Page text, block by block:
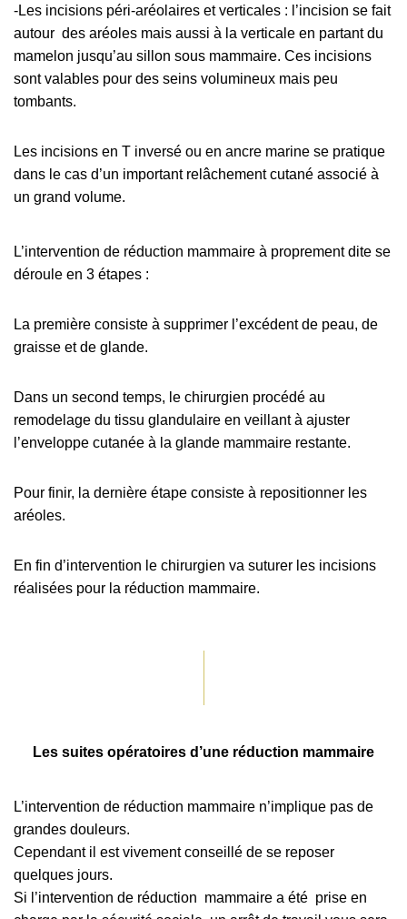
-Les incisions péri-aréolaires et verticales : l’incision se fait
autour des aréoles mais aussi à la verticale en partant du
mamelon jusqu’au sillon sous mammaire. Ces incisions
sont valables pour des seins volumineux mais peu
tombants.
Les incisions en T inversé ou en ancre marine se pratique
dans le cas d’un important relâchement cutané associé à
un grand volume.
L’intervention de réduction mammaire à proprement dite se
déroule en 3 étapes :
La première consiste à supprimer l’excédent de peau, de
graisse et de glande.
Dans un second temps, le chirurgien procédé au
remodelage du tissu glandulaire en veillant à ajuster
l’enveloppe cutanée à la glande mammaire restante.
Pour finir, la dernière étape consiste à repositionner les
aréoles.
En fin d’intervention le chirurgien va suturer les incisions
réalisées pour la réduction mammaire.
Les suites opératoires d’une réduction mammaire
L’intervention de réduction mammaire n’implique pas de
grandes douleurs.
Cependant il est vivement conseillé de se reposer
quelques jours.
Si l’intervention de réduction mammaire a été prise en